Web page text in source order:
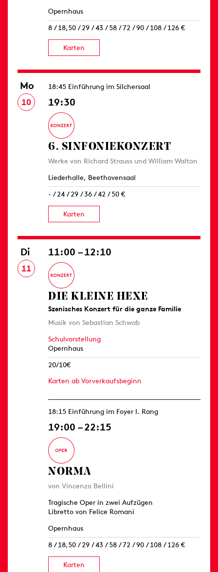
Opernhaus
8 / 18,50 / 29 / 43 / 58 / 72 / 90 / 108 / 126 €
Karten
Mo
10
18:45 Einführung im Silchersaal
19:30
6. SINFONIE­KONZERT
Werke von Richard Strauss und William Walton
Liederhalle, Beethovensaal
- / 24 / 29 / 36 / 42 / 50 €
Karten
Di
11
11:00 – 12:10
DIE KLEINE HEXE
Szenisches Konzert für die ganze Familie
Musik von Sebastian Schwab
Schulvorstellung
Opernhaus
20/10€
Karten ab Vorverkaufsbeginn
18:15 Einführung im Foyer I. Rang
19:00 – 22:15
NORMA
von Vincenzo Bellini
Tragische Oper in zwei Aufzügen
Libretto von Felice Romani
Opernhaus
8 / 18,50 / 29 / 43 / 58 / 72 / 90 / 108 / 126 €
Karten